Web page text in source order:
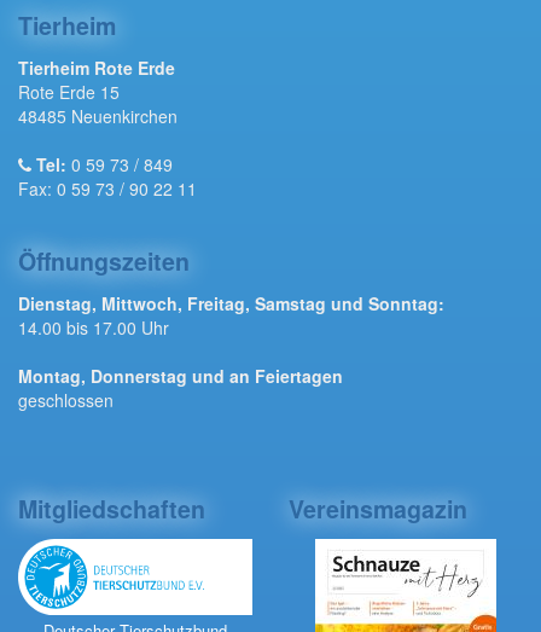
Tierheim
Tierheim Rote Erde
Rote Erde 15
48485 Neuenkirchen
Tel: 0 59 73 / 849
Fax: 0 59 73 / 90 22 11
Öffnungszeiten
Dienstag, Mittwoch, Freitag, Samstag und Sonntag:
14.00 bis 17.00 Uhr
Montag, Donnerstag und an Feiertagen
geschlossen
Mitgliedschaften Vereinsmagazin